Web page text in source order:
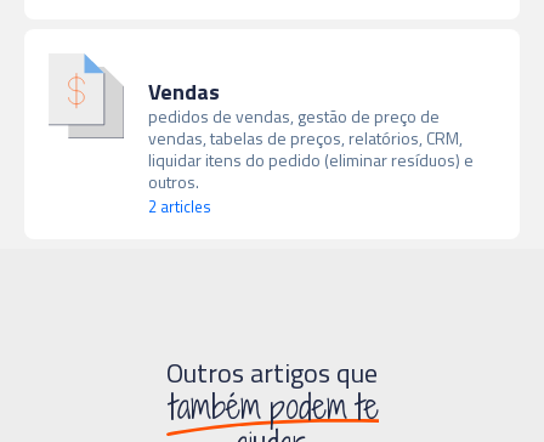
Vendas
pedidos de vendas, gestão de preço de
vendas, tabelas de preços, relatórios, CRM,
liquidar itens do pedido (eliminar resíduos) e
outros.
2 articles
Outros artigos que
também podem te